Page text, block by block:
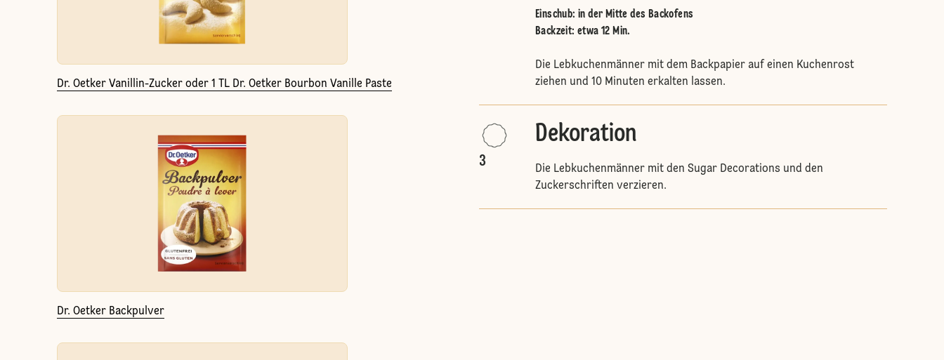
Dr. Oetker Vanillin-Zucker oder 1 TL Dr. Oetker Bourbon Vanille Paste
Dr. Oetker Backpulver
Einschub:in der Mitte des Backofens
Backzeit: etwa 12 Min.
Die Lebkuchenmänner mit dem Backpapier auf einen Kuchenrost
ziehen und 10 Minuten erkalten lassen.
3
Dekoration
Die Lebkuchenmänner mit den Sugar Decorations und den
Zuckerschriften verzieren.